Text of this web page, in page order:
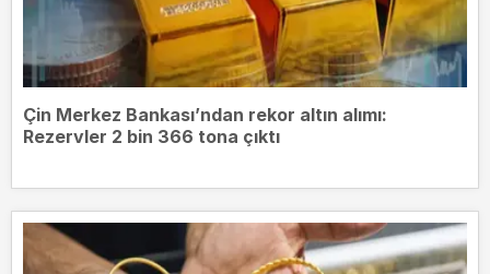
Çin Merkez Bankası’ndan rekor altın alımı:
Rezervler 2 bin 366 tona çıktı